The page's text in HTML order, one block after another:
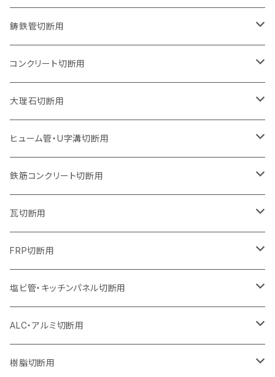
セグメントタイプ（ビス穴付き
セグメントタイプ
180mm（7インチ）
セグメントタイプ
205mm（8インチ）
セグメントタイプ
230mm（9インチ）
セグメントタイプ
305mm（12インチ）
セグメント
セグメント（特殊凸凹加工チップ）
355mm（14インチ）
セグメント
セグメント（特殊凸凹加工チップ）
405mm（16インチ）
セグメントタイプ
ウェーブタイプ
セグメントタイプ
ウェーブタイプ
150mm（6インチ）
セグメントタイプ
ウェーブタイプ
180mm（7インチ）
セグメントタイプ
ウェーブタイプ
205mm（8インチ）
セグメントタイプ
ウェーブタイプ
230mm（9インチ）
セグメントタイプ
ウェーブタイプ
255mm（10インチ）
セグメントタイプ
305mm（12インチ）
セグメント
セグメント（特殊凸凹加工チップ）
355mm（14インチ）
セグメント
セグメント（特殊凸凹加工チップ）
セグメントタイプ
ウェーブタイプ
125mm（5インチ）
セグメントタイプ
ウェーブタイプ
150mm（6インチ）
セグメントタイプ
ウェーブタイプ
180mm（7インチ）
セグメントタイプ
ウェーブタイプ
205mm（8インチ）
セグメントタイプ
ウェーブタイプ
230mm（9インチ）
セグメントタイプ
ウェーブタイプ
255mm（10インチ）
セグメントタイプ
305mm（12インチ）
セグメント
セグメント（特殊凸凹加工チップ）
355mm（14インチ）
セグメント
セグメント（特殊凸凹加工チップ）
105mm（4インチ）
セグメントタイプ
セグメントタイプ（ビス穴付き
125mm（5インチ）
セグメントタイプ
セグメントタイプ（ビス穴付き
150mm（6インチ）
セグメントタイプ
180mm（7インチ）
セグメントタイプ
205mm（8インチ）
セグメントタイプ
230mm（9インチ）
セグメントタイプ
255mm（10インチ）
セグメントタイプ（一般道路カッター用
305mm（12インチ）
セグメントタイプ
セグメントタイプ（一般道路カッター用
355mm（14インチ）
セグメントタイプ
405mm（16インチ）
鋳鉄管切断用
105mm（4インチ）
セグメントタイプ
セグメントタイプ（ビス穴付き
125mm（5インチ）
セグメントタイプ
セグメントタイプ（ビス穴付き
150mm（6インチ）
セグメントタイプ
180mm（7インチ）
セグメントタイプ
205mm（8インチ）
セグメントタイプ
230mm（9インチ）
セグメントタイプ
305mm（12インチ）
セグメントタイプ
埋設鋳鉄管工事対応タイプ
355mm（14インチ）
セグメントタイプ
405mm（16インチ）
コンクリート切断用
105mm（4インチ）
セグメントタイプ
ウェーブタイプ
125mm（5インチ）
セグメントタイプ
ウェーブタイプ
150mm（6インチ）
セグメントタイプ
ウェーブタイプ
180mm（7インチ）
セグメントタイプ
ウェーブタイプ
205mm（8インチ）
セグメントタイプ
ウェーブタイプ
230mm（9インチ）
セグメントタイプ
ウェーブタイプ
255mm（10インチ）
セグメントタイプ
305mm（12インチ）
大理石切断用
125mm（5インチ）
ヒューム管・U字溝切断用
105mm（4インチ）
セグメントタイプ
125mm（5インチ）
セグメントタイプ
150mm（6インチ）
セグメントタイプ
180mm（7インチ）
セグメントタイプ
205mm（8インチ）
セグメントタイプ
230mm（9インチ）
鉄筋コンクリート切断用
305mm（12インチ）
セグメントタイプ
355mm（14インチ）
セグメントタイプ
405mm（16インチ）
セグメントタイプ
瓦切断用
105mm（4インチ）
FRP切断用
125ｍｍ（5インチ）
塩ビ管・キッチンパネル切断用
125ｍｍ（5インチ）
ALC・アルミ切断用
305mm（12インチ）
樹脂切断用